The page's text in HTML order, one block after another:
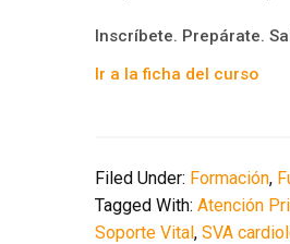
Inscríbete. Prepárate.
Ir a la ficha del curso
Filed Under: Formación,
Tagged With: Atención
Soporte Vital, SVA